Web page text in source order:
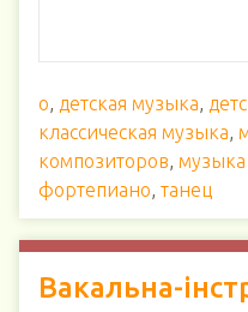
о, детская музыка,
классическая музыка,
композиторов, музыка
фортепиано, танец
Вакальна-